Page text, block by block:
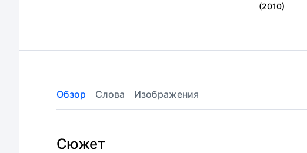
(2010)
Обзор Слова Изображения
Сюжет